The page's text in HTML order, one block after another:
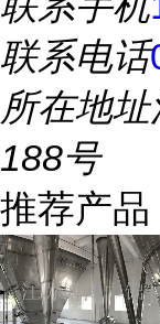
联系电话
所在地址
188号
推荐产品